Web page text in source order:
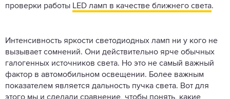
проверки работы LED ламп в качестве ближнего света.
Интенсивность яркости светодиодных ламп ни у кого не
вызывает сомнений. Они действительно ярче обычных
галогенных источников света. Но это не самый важный
фактор в автомобильном освещении. Более важным
показателем является дальность пучка света. Вот для